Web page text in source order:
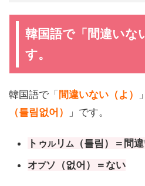
韓国語で「間違いな
す。
韓国語で「 間違いない（よ）
（틀림없어）
」です。
トゥルリ ム
（틀림）＝間
オプソ（없어）＝ない